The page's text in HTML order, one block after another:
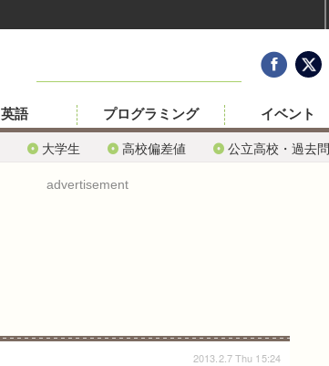
大学生 高校偏差値 公立高校・過去問
英語 プログラミング イベント
advertisement
2013.2.7 Thu 15:24